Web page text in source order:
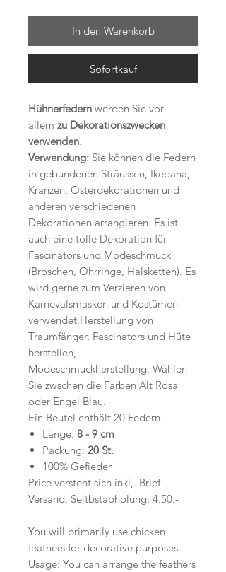
In den Warenkorb
Sofortkauf
Hühnerfedern werden Sie vor
allem zu Dekorationszwecken
verwenden.
Verwendung: Sie können die Federn
in gebundenen Sträussen, Ikebana,
Kränzen, Osterdekorationen und
anderen verschiedenen
Dekorationen arrangieren. Es ist
auch eine tolle Dekoration für
Fascinators und Modeschmuck
(Broschen, Ohrringe, Halsketten). Es
wird gerne zum Verzieren von
Karnevalsmasken und Kostümen
verwendet.Herstellung von
Traumfänger, Fascinators und Hüte
herstellen,
Modeschmuckherstellung. Wählen
Sie zwschen die Farben Alt Rosa
oder Engel Blau.
Ein Beutel enthält 20 Federn.
Länge: 8 - 9 cm
Packung: 20 St.
100% Gefieder
Price versteht sich inkl,. Brief
Versand. Seltbstabholung: 4.50.-
You will primarily use chicken
feathers for decorative purposes.
Usage: You can arrange the feathers